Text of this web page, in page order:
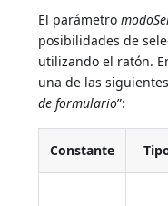
El parámetro
posibilidades de
utilizando el ratón.
una de las
de formulario”:
Constante